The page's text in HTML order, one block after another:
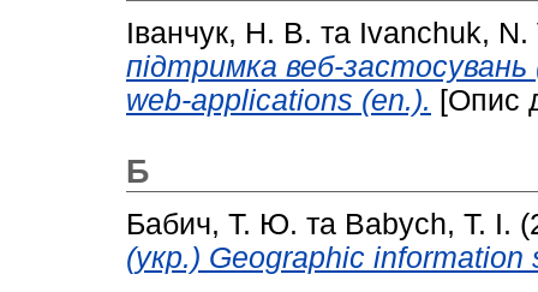
Іванчук, Н. В. та Ivanchuk, N.
підтримка веб-
web-applications (en.). [Опис
Б
Бабич, Т. Ю. та Babych, T. I.
(укр.) Geographic information